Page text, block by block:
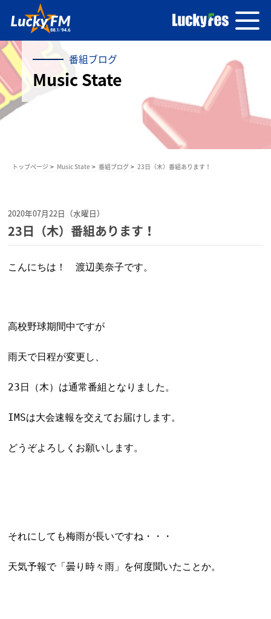
番組ブログ
Music State
トップページ Music State 番組ブログ 23日（木）番組あります！
2020年07月22日（水曜日）
23日（木）番組あります！
こんにちは！ 渡辺美奈子です。
高校野球期間中ですが
雨天で日程が変更し、
23日（木）は通常番組となりました。
IMSは大会速報を交えてお届けします。
どうぞよろしくお願いします。
それにしても梅雨が長いですね・・・
天気予報で「曇り時々雨」を何度聞いたことか。